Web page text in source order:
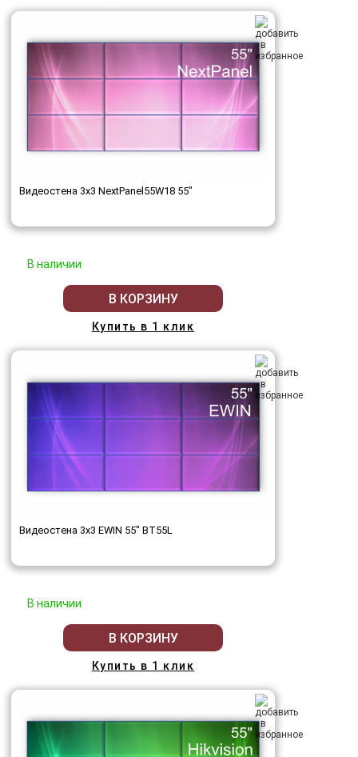
Видеостена 3x3 NextPanel55W18 55"
В наличии
В КОРЗИНУ
Купить в 1 клик
Видеостена 3x3 EWIN 55" BT55L
В наличии
В КОРЗИНУ
Купить в 1 клик